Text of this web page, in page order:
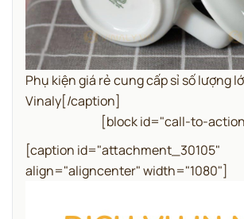
Phụ kiện giá rẻ cung cấp sỉ số lượng
Vinaly[/caption]
[block id="call-to-
[caption id="attachment_30105"
align="aligncenter" width="1080"]